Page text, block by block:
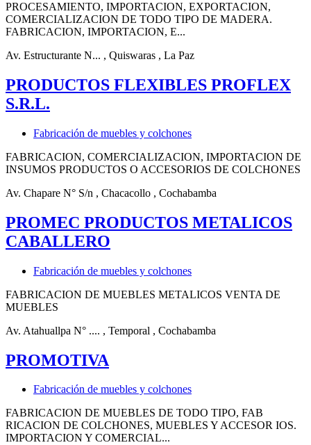
PROCESAMIENTO, IMPORTACION, EXPORTACION,
COMERCIALIZACION DE TODO TIPO DE MADERA.
FABRICACION, IMPORTACION, E...
Av. Estructurante N... , Quiswaras , La Paz
PRODUCTOS FLEXIBLES PROFLEX
S.R.L.
Fabricación de muebles y colchones
FABRICACION, COMERCIALIZACION, IMPORTACION DE
INSUMOS PRODUCTOS O ACCESORIOS DE COLCHONES
Av. Chapare N° S/n , Chacacollo , Cochabamba
PROMEC PRODUCTOS METALICOS
CABALLERO
Fabricación de muebles y colchones
FABRICACION DE MUEBLES METALICOS VENTA DE
MUEBLES
Av. Atahuallpa N° .... , Temporal , Cochabamba
PROMOTIVA
Fabricación de muebles y colchones
FABRICACION DE MUEBLES DE TODO TIPO, FAB
RICACION DE COLCHONES, MUEBLES Y ACCESOR IOS.
IMPORTACION Y COMERCIAL...